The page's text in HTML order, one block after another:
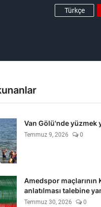
Türkçe
Van Gölü'nde yüzmek
Temmuz 9, 2026 0
Amedspor maçlarının
anlatılması talebine
Temmuz 30, 2026 0